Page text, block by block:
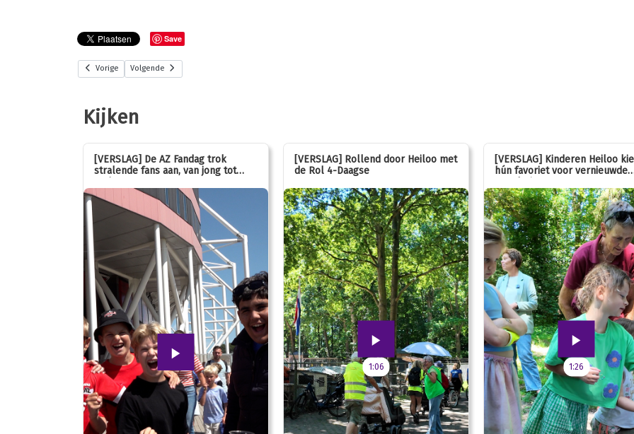
Save
Vorige Volgende
Kijken
[VERSLAG] De AZ Fandag trok
stralende fans aan, van jong tot
[VERSLAG] Rollend door Heiloo met
de Rol 4-Daagse
1:06
[VERSLAG] Kinderen Heiloo
hún favoriet voor vernieuwde
1:26